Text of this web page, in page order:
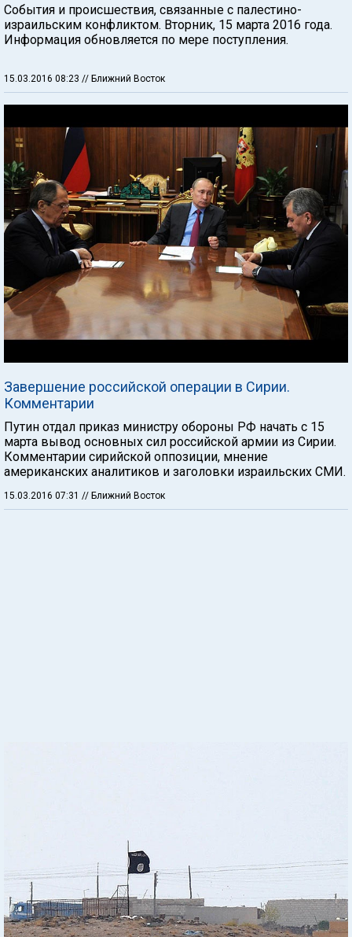
События и происшествия, связанные с палестино-
израильским конфликтом. Вторник, 15 марта 2016 года.
Информация обновляется по мере поступления.
15.03.2016 08:23 // Ближний Восток
Завершение российской операции в Сирии.
Комментарии
Путин отдал приказ министру обороны РФ начать с 15
марта вывод основных сил российской армии из Сирии.
Комментарии сирийской оппозиции, мнение
американских аналитиков и заголовки израильских СМИ.
15.03.2016 07:31 // Ближний Восток